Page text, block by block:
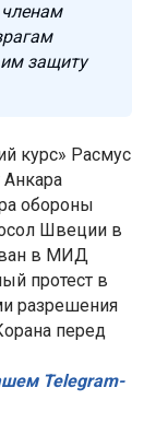
защиту
курс» Расмус
Анкара
обороны
Швеции в
в МИД
протест в
разрешения
перед
Telegram-